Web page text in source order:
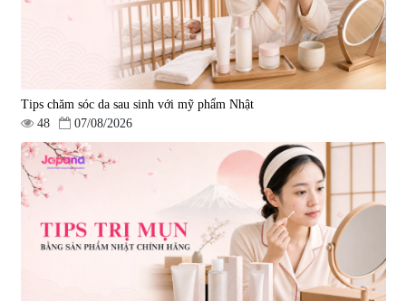
Tips chăm sóc da sau sinh với mỹ phẩm Nhật
48
07/08/2026